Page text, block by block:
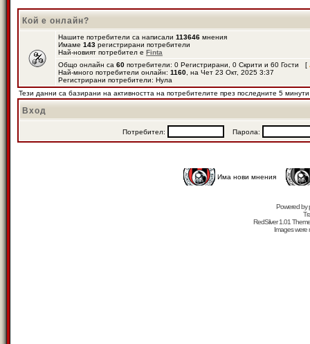
Кой е онлайн?
Нашите потребители са написали 113646 мнения
Имаме 143 регистрирани потребители
Най-новият потребител е Finta
Общо онлайн са 60 потребители: 0 Регистрирани, 0 Скрити и 60 Гости [
Най-много потребители онлайн: 1160 , на Чет 23 Окт, 2025 3:37
Регистрирани потребители: Нула
Тези данни са базирани на активността на потребителите през последните 5 минути
Вход
Потребител: Парола:
Има нови мнения
Powered by
RedSilver 1.01
Images were